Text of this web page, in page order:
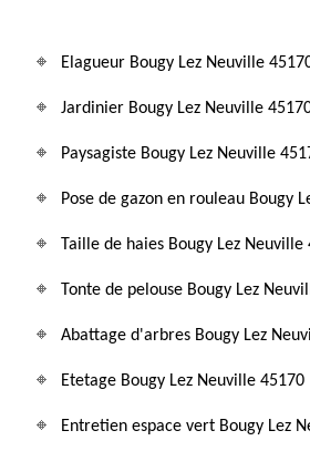
Elagueur Bougy Lez Neuville
Jardinier Bougy Lez Neuville
Paysagiste Bougy Lez Neuville
Pose de gazon en rouleau Bougy
Taille de haies Bougy Lez Neuville
Tonte de pelouse Bougy Lez
Abattage d'arbres Bougy Lez
Etetage Bougy Lez Neuville 45170
Entretien espace vert Bougy Lez